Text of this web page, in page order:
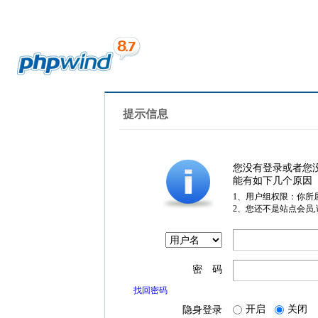
提示信息
您没有登录或者您
能有如下几个原因
1、用户组权限：你所
2、您还不是站点会员
密 码
找回密码
隐身登录 开启 关闭